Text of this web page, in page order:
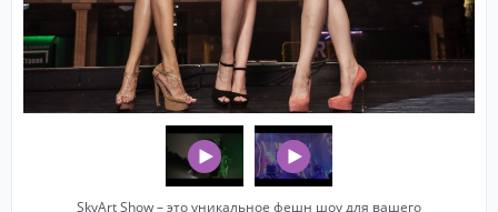
SkyArt Show – это уникальное фешн шоу для вашего